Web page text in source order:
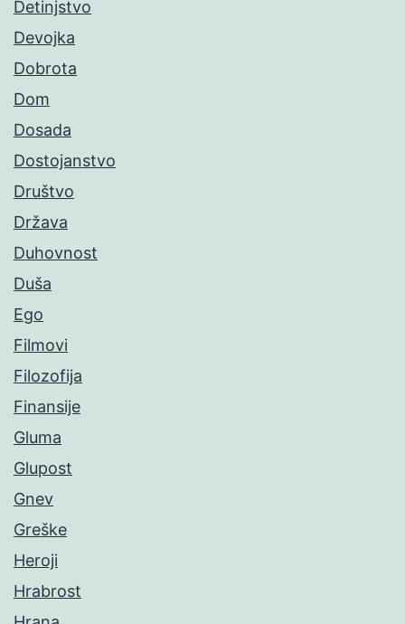
Detinjstvo
Devojka
Dobrota
Dom
Dosada
Dostojanstvo
Društvo
Država
Duhovnost
Duša
Ego
Filmovi
Filozofija
Finansije
Gluma
Glupost
Gnev
Greške
Heroji
Hrabrost